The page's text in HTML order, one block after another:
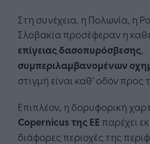
Στη συνέχεια, η Πολωνία, η
Σλοβακία προσέφεραν η
επίγειας δασοπυρόσβεσης,
συμπεριλαμβανομένων
στιγμή είναι καθ’ οδόν προς
Επιπλέον, η δορυφορική
Copernicus της ΕΕ παρέχει
διάφορες περιοχές της